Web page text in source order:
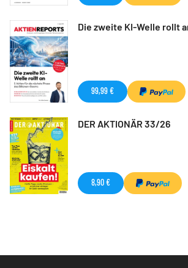
Die zweite KI-Welle rollt
99,99 €
DER AKTIONÄR 33/26
8,90 €